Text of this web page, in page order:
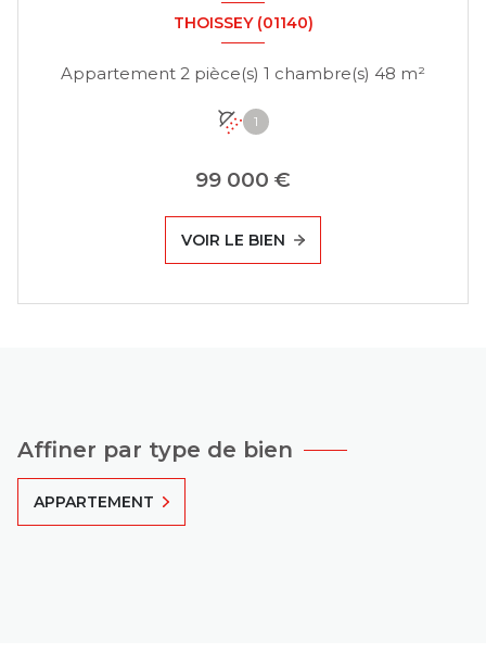
THOISSEY (01140)
Appartement 2 pièce(s) 1 chambre(s) 48 m²
1
99 000 €
VOIR LE BIEN
Affiner par type de bien
APPARTEMENT